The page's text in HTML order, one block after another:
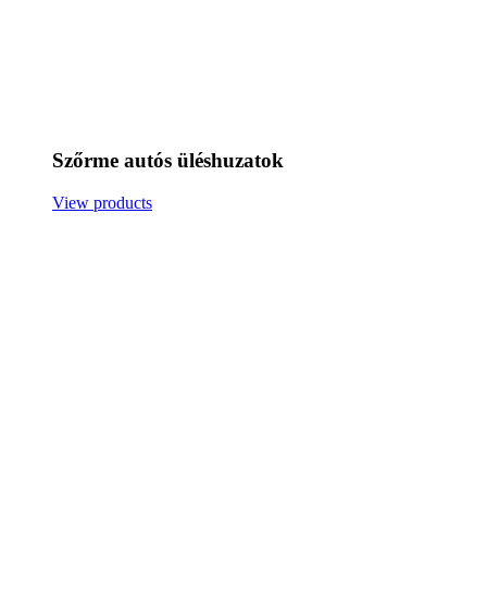
Szőrme autós üléshuzatok
View products